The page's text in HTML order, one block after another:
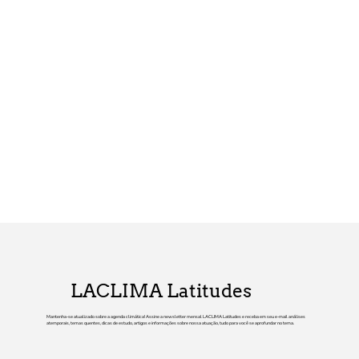
LACLIMA Latitudes
Mantenha-se atualizado sobre a agenda climática! Assine a newsletter mensal LACLIMA Latitudes e receba em seu e-mail análises
atemporais, temas quentes, dicas de estudo, artigos e informações sobre nossa atuação, tudo para você se aprofundar no tema.